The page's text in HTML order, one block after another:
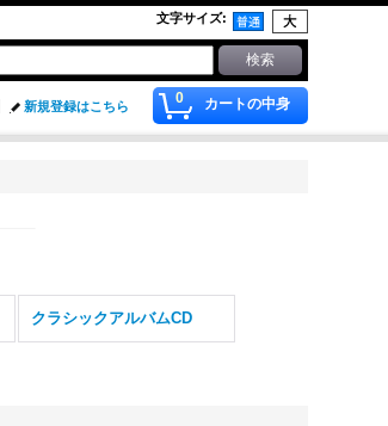
文字サイズ:
0 カートの中身
新規登録はこちら
クラシックアルバムCD